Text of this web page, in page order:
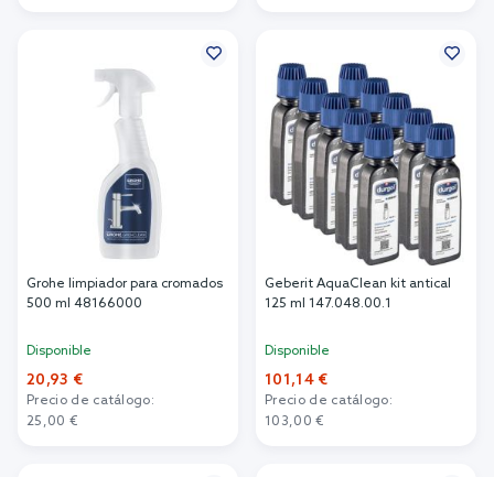
Grohe limpiador para cromados
500 ml 48166000
Disponible
20,93 €
Precio de catálogo:
25,00 €
Geberit AquaClean kit antical
125 ml 147.048.00.1
Disponible
101,14 €
Precio de catálogo:
103,00 €